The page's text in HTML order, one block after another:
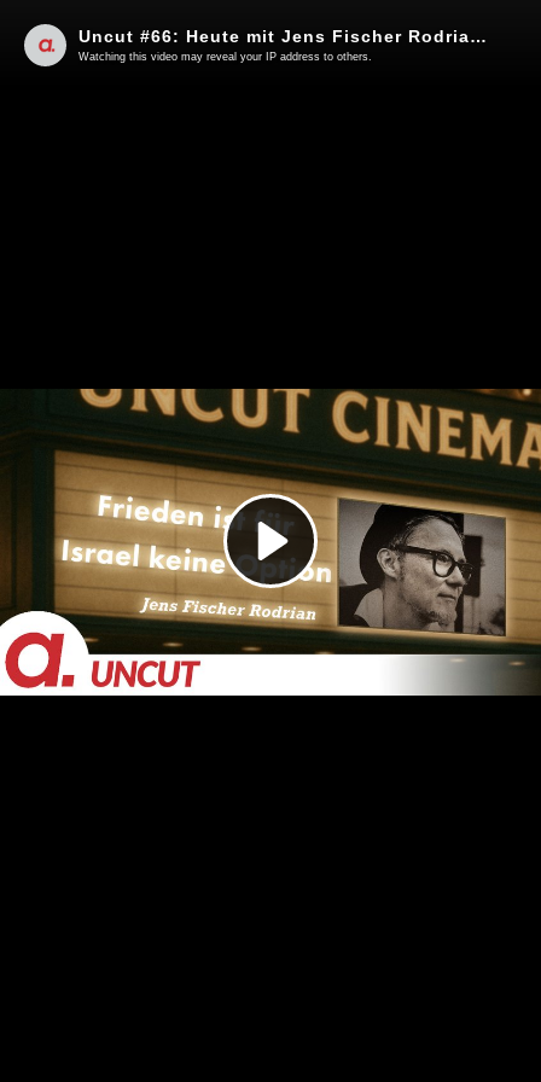
Play
Video
Uncut #66: Heute mit Jens Fischer Rodrian | Frieden ist für Israel keine Option
Watching this video may reveal your IP address to others.